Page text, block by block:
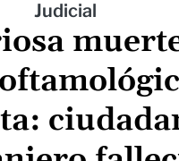
Judicial